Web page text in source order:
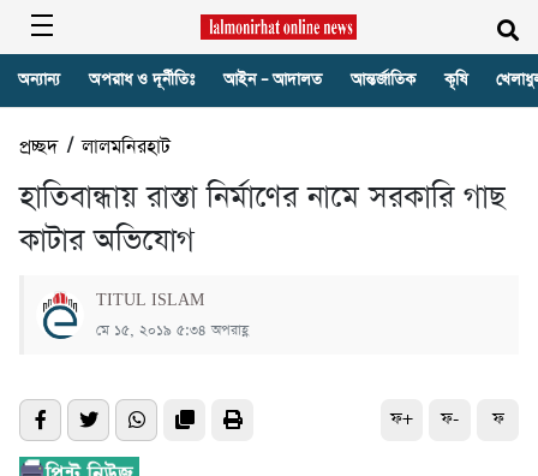
অন্যান্য অপরাধ ও দূর্নীতিঃ আইন – আদালত আন্তর্জাতিক কৃষি
প্রচ্ছদ/লালমনিরহাট
হাতিবান্ধায় রাস্তা নির্মাণের নামে সরকারি গাছ
কাটার অভিযোগ
TITUL ISLAM
মে ১৫, ২০১৯ ৫:৩৪ অপরাহ্ণ
ফ+ ফ- ফ